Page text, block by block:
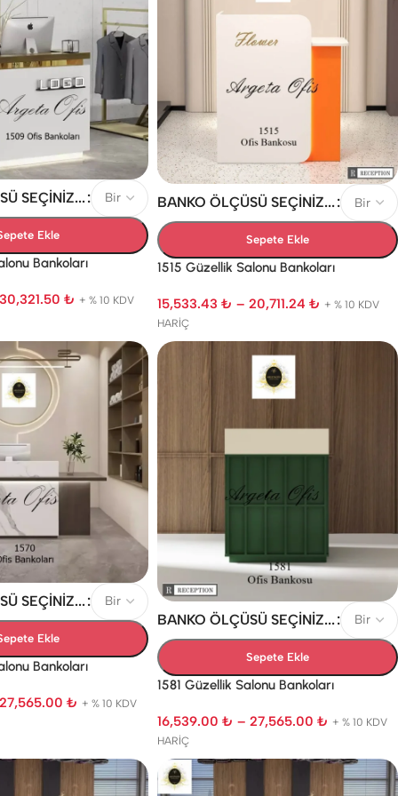
GÜZELLIK SALONU
L BANKOYA DÖNÜŞEBILEN
BANKOLAR
SEÇINIZ...
Ekle
Bankoları
30,321.50 ₺ + % 10 KDV
BANKO ÖLÇÜSÜ SEÇINIZ...
Sepete Ekle
1515 Güzellik Salonu Bankoları
15,533.43 ₺ – 20,711.24 ₺ + % 10 KDV
HARİÇ
SEÇINIZ...
Ekle
Bankoları
27,565.00 ₺ + % 10 KDV
BANKO ÖLÇÜSÜ SEÇINIZ...
Sepete Ekle
1581 Güzellik Salonu Bankoları
16,539.00 ₺ – 27,565.00 ₺ + % 10 KDV
HARİÇ